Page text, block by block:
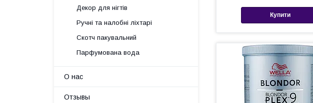
Купити
Декор для нігтів
Ручні та налобні ліхтарі
Скотч пакувальний
Парфумована вода
О нас
Отзывы